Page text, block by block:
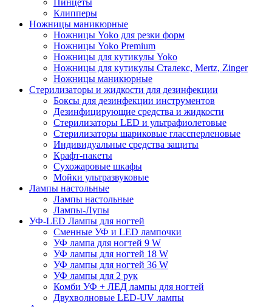
Пинцеты
Клипперы
Ножницы маникюрные
Ножницы Yoko для резки форм
Ножницы Yoko Premium
Ножницы для кутикулы Yoko
Ножницы для кутикулы Сталекс, Mertz, Zinger
Ножницы маникюрные
Стерилизаторы и жидкости для дезинфекции
Боксы для дезинфекции инструментов
Дезинфицирующие средства и жидкости
Стерилизаторы LED и ультрафиолетовые
Стерилизаторы шариковые глассперленовые
Индивидуальные средства защиты
Крафт-пакеты
Сухожаровые шкафы
Мойки ультразвуковые
Лампы настольные
Лампы настольные
Лампы-Лупы
УФ-LED Лампы для ногтей
Сменные УФ и LED лампочки
УФ лампа для ногтей 9 W
УФ лампы для ногтей 18 W
УФ лампы для ногтей 36 W
УФ лампы для 2 рук
Комби УФ + ЛЕД лампы для ногтей
Двухволновые LED-UV лампы